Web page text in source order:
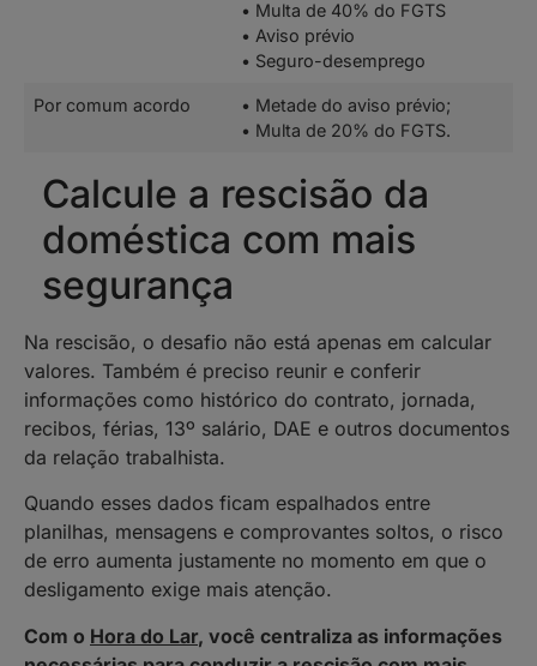
• Multa de 40% do FGTS
• Aviso prévio
• Seguro-desemprego
Por comum acordo
• Metade do aviso prévio;
• Multa de 20% do FGTS.
Calcule a rescisão da
doméstica com mais
segurança
Na rescisão, o desafio não está apenas em calcular
valores. Também é preciso reunir e conferir
informações como histórico do contrato, jornada,
recibos, férias, 13º salário, DAE e outros documentos
da relação trabalhista.
Quando esses dados ficam espalhados entre
planilhas, mensagens e comprovantes soltos, o risco
de erro aumenta justamente no momento em que o
desligamento exige mais atenção.
Com o Hora do Lar, você centraliza as informações